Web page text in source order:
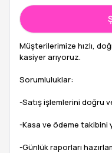
Müşterilerimize hızlı,
kasiyer arıyoruz.
Sorumluluklar:
-Satış işlemlerini doğru
-Kasa ve ödeme takibini
-Günlük raporları